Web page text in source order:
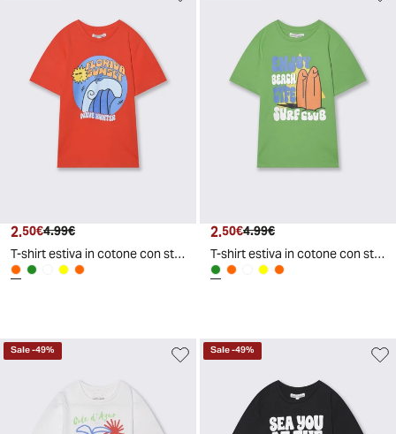
Prezzo attuale
2.50€ Prezzo originale
4.99€
T-shirt estiva in cotone con stampa - Aragosta
Prezzo attuale
2.50€ Prezzo originale
4.99€
T-shirt estiva in cotone con stampa - Verde prato
Sale-49% Sale-49%